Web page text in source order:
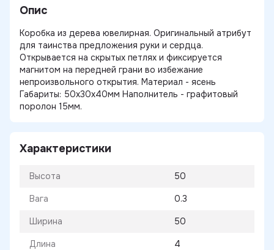
Опис
Коробка из дерева ювелирная. Оригинальный атрибут
для таинства предложения руки и сердца.
Открывается на скрытых петлях и фиксируется
магнитом на передней грани во избежание
непроизвольного открытия. Материал - ясень
Габариты: 50х30х40мм Наполнитель - графитовый
поролон 15мм.
Характеристики
Высота 50
Вага 0.3
Ширина 50
Длина 4